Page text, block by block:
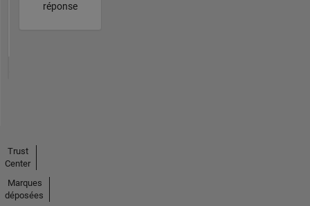
réponse
Trust
Center
Marques
déposées